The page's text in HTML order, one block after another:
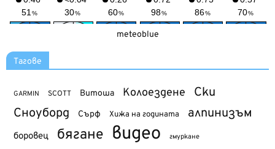
meteoblue
Тагове
GARMIN SCOTT Витоша Колоездене Ски
Сноуборд Сърф Хижа на годината алпинизъм
боровец бягане видео гмуркане